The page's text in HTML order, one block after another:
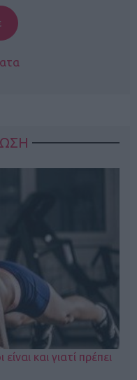
και γιατί πρέπει